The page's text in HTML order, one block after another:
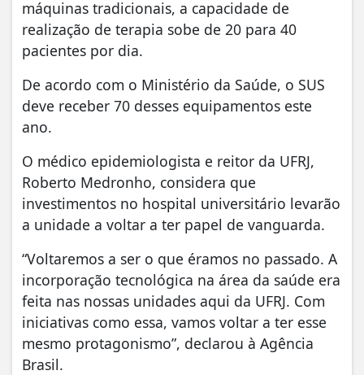
máquinas tradicionais, a capacidade de
realização de terapia sobe de 20 para 40
pacientes por dia.
De acordo com o Ministério da Saúde, o SUS
deve receber 70 desses equipamentos este
ano.
O médico epidemiologista e reitor da UFRJ,
Roberto Medronho, considera que
investimentos no hospital universitário levarão
a unidade a voltar a ter papel de vanguarda.
“Voltaremos a ser o que éramos no passado. A
incorporação tecnológica na área da saúde era
feita nas nossas unidades aqui da UFRJ. Com
iniciativas como essa, vamos voltar a ter esse
mesmo protagonismo”, declarou à Agência
Brasil.